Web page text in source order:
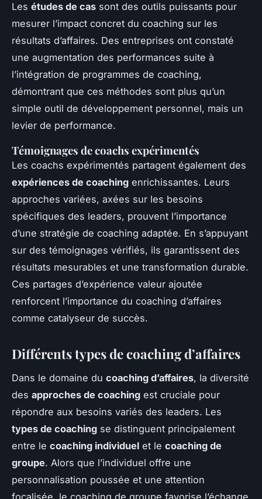
Les études de cas sont des outils puissants pour
mesurer l’impact concret du coaching sur les
résultats d’affaires. Des entreprises ont constaté
une augmentation des performances suite à
l’intégration de programmes de coaching,
démontrant que ces méthodes sont plus qu’un
simple outil de développement personnel, mais un
levier de performance.
Témoignages de coachs expérimentés
Les coachs expérimentés partagent également des
expériences de coaching enrichissantes. Leurs
approches variées, axées sur les besoins
spécifiques des leaders, prouvent l’importance
d’une stratégie de coaching adaptée. En s’appuyant
sur des témoignages vérifiés, ils garantissent des
résultats mesurables et une transformation durable.
Ces partages d’expérience valeur ajoutée
renforcent l’importance du coaching d’affaires
comme catalyseur de succès.
Différents types de coaching d’affaires
Dans le domaine du coaching d’affaires, la diversité
des approches de coaching est cruciale pour
répondre aux besoins variés des leaders. Les
types de coaching se distinguent principalement
entre le coaching individuel et le coaching de
groupe. Alors que l’individuel offre une
personnalisation poussée et une attention